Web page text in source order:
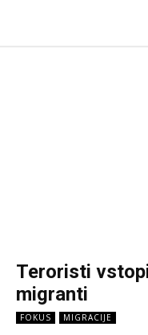
Teroristi
migranti
FOKUS MIGRACIJE